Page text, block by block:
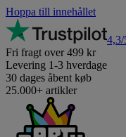
Hoppa till innehållet
4,3/
Fri fragt over 499 kr
Levering 1-3 hverdage
30 dages åbent køb
25.000+ artikler